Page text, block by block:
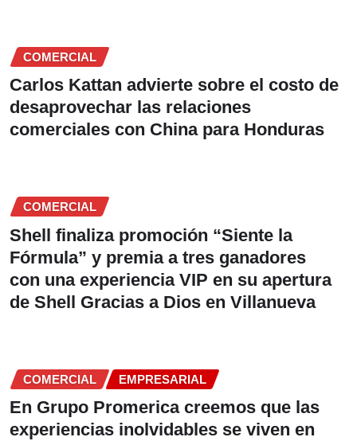
COMERCIAL
Carlos Kattan advierte sobre el costo de
desaprovechar las relaciones
comerciales con China para Honduras
COMERCIAL
Shell finaliza promoción “Siente la
Fórmula” y premia a tres ganadores
con una experiencia VIP en su apertura
de Shell Gracias a Dios en Villanueva
COMERCIAL EMPRESARIAL
En Grupo Promerica creemos que las
experiencias inolvidables se viven en